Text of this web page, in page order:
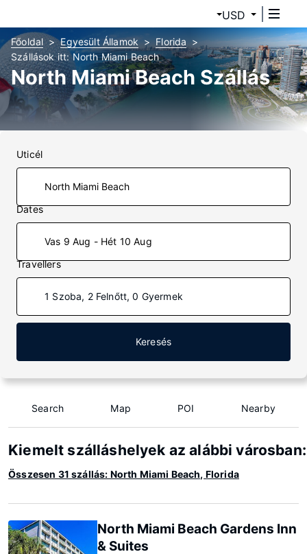
USD
Főoldal Egyesült Államok
Florida
Szállások itt: North Miami Beach
North Miami Beach Szállás
Uticél
Dates
Vas 9 Aug - Hét 10 Aug
Travellers
1 Szoba, 2 Felnőtt, 0 Gyermek
Keresés
Search Map POI Nearby
Kiemelt szálláshelyek az alábbi
Összesen 31 szállás: North Miami Beach, Florida
North Miami Beach Gardens Inn
& Suites